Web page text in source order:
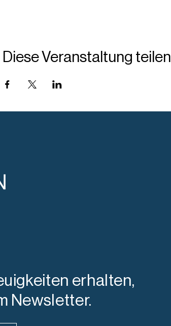
Diese Veranstaltung teilen
erhalten,
Newsletter.